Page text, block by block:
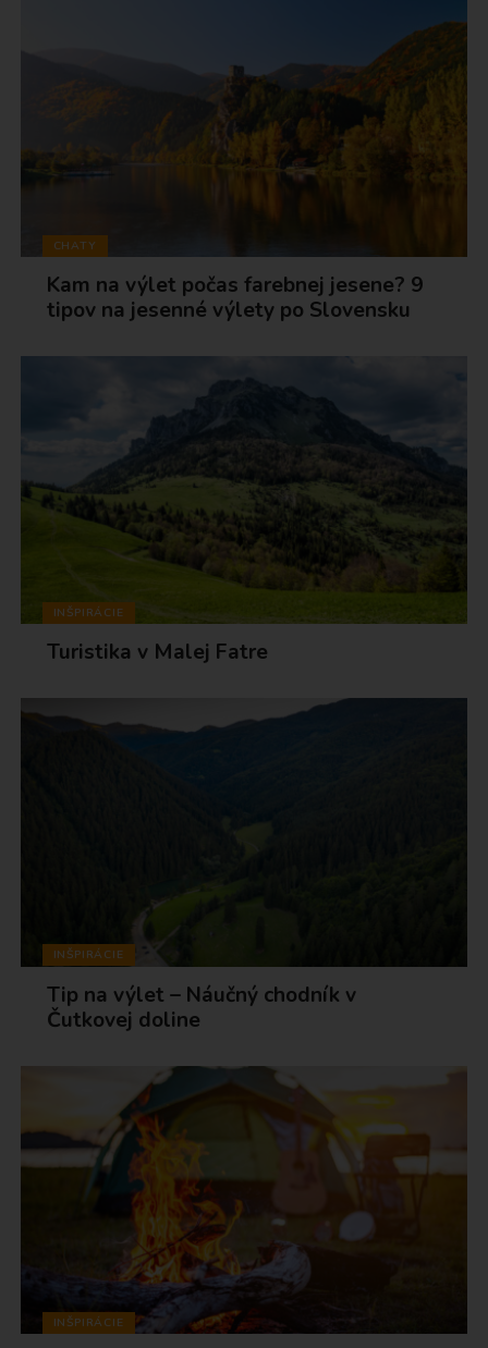
CHATY
Kam na výlet počas farebnej jesene? 9
tipov na jesenné výlety po Slovensku
INŠPIRÁCIE
Turistika v Malej Fatre
INŠPIRÁCIE
Tip na výlet – Náučný chodník v
Čutkovej doline
INŠPIRÁCIE